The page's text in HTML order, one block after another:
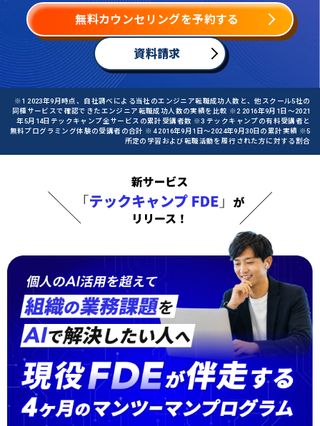
無料カウンセリングを予約する
資料請求
※1 2023年9月時点、自社調べによる当社のエンジニア転職成功人数と、他スクール5社の
同種サービスで確認できたエンジニア転職成功人数の実績を比較 ※2 2016年9月1日〜2021
年5月14日テックキャンプ全サービスの累計受講者数 ※3 テックキャンプの有料受講者と
無料プログラミング体験の受講者の合計 ※4 2016年9月1日〜2024年9月30日の累計実績 ※5
所定の学習および転職活動を履行された方に対する割合